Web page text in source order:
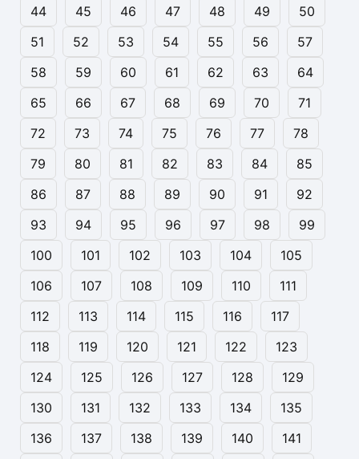
44
45 46 47 48 49
50
51
52 53 54 55 56
57
58
59 60 61 62 63
64
65
66 67 68 69 70
71
72
73 74 75 76 77
78
79
80 81 82 83 84
85
86
87 88 89 90 91
92
93
94 95 96 97 98
99
100
101 102 103 104
105
106
107 108 109 110
111
112
113 114 115 116
117
118
119 120 121 122
123
124
125 126 127 128
129
130
131 132 133 134
135
136
137 138 139 140
141